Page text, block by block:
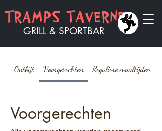
TRAMPS TAVERNE
GRILL & SPORTBAR
Ontbijt Voorgerechten Reguliere maaltijden
Voorgerechten